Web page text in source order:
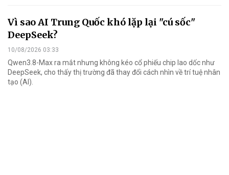
Vì sao AI Trung Quốc khó lặp lại "cú sốc"
DeepSeek?
10/08/2026 03:33
Qwen3.8-Max ra mắt nhưng không kéo cổ phiếu chip lao dốc như
DeepSeek, cho thấy thị trường đã thay đổi cách nhìn về trí tuệ nhân
tạo (AI).